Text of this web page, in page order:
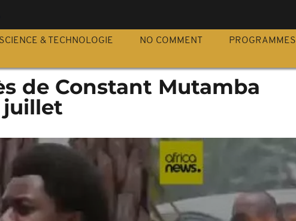
SCIENCE & TECHNOLOGIE NO COMMENT PROGRAMMES
de Constant Mutamba
juillet